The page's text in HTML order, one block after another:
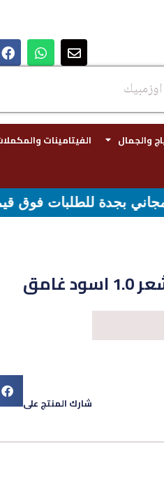
والجمال الفيتامينات
لقيمه اكثر من ٢٩٩ ريال
شارك المنتج على